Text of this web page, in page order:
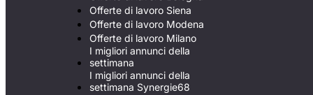
Offerte di lavoro Siena
Offerte di lavoro Modena
Offerte di lavoro Milano
I migliori annunci della
settimana
I migliori annunci della
settimana Synergie68